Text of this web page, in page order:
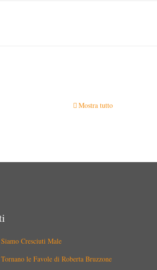
Mostra tutto
Siamo Cresciuti Male
Tornano le Favole di Roberta Bruzzone